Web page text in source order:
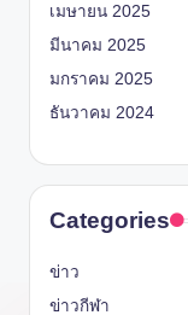
เมษายน 2025
มีนาคม 2025
มกราคม 2025
ธันวาคม 2024
Categories
ข่าว
ข่าวกีฬา